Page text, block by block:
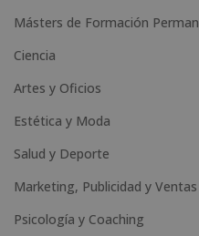
Másters de Formación
Ciencia
Artes y Oficios
Estética y Moda
Salud y Deporte
Marketing, Publicidad y Ventas
Psicología y Coaching